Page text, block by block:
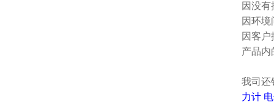
因没
因环
因客
产品内
我司
力计